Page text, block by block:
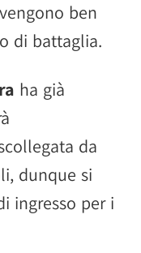
ben
di battaglia.
ha già
da
dunque si
ingresso per i